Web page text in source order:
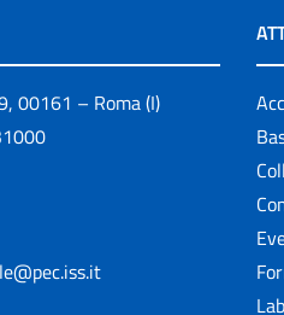
00161 – Roma (I)